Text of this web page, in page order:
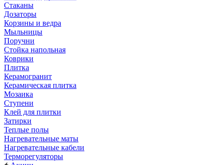
Стаканы
Дозаторы
Корзины и ведра
Мыльницы
Поручни
Стойка напольная
Коврики
Плитка
Керамогранит
Керамическая плитка
Мозаика
Ступени
Клей для плитки
Затирки
Теплые полы
Нагревательные маты
Нагревательные кабели
Терморегуляторы